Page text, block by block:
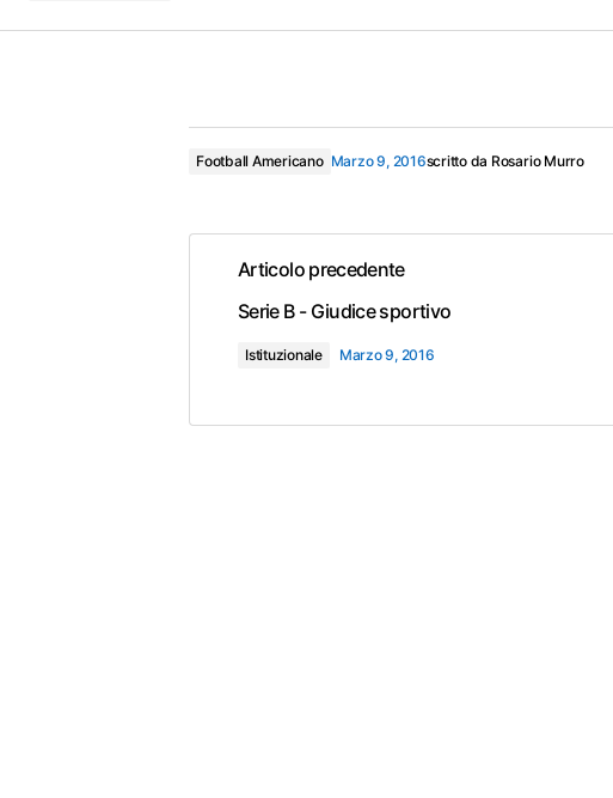
Football Americano Marzo 9, 2016scritto da Rosario Murro
Articolo precedente
Serie B - Giudice sportivo
Istituzionale Marzo 9, 2016